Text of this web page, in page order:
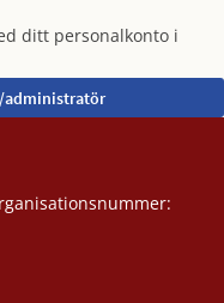
ditt personalkonto i